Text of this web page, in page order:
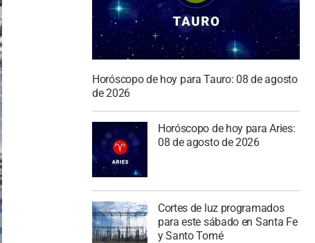
Horóscopo de hoy para Tauro: 08 de agosto
de 2026
Horóscopo de hoy para Aries:
08 de agosto de 2026
Cortes de luz programados
para este sábado en Santa Fe
y Santo Tomé